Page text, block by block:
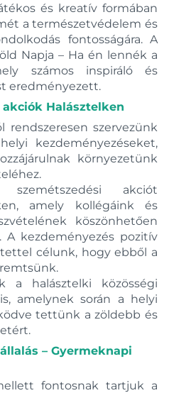
és kreatív formában
a természetvédelem és
fontosságára. A
Napja – Ha én lennék a
számos inspiráló és
eredményezett.
akciók Halásztelken
rendszeresen szervezünk
kezdeményezéseket,
környezetünk
szemétszedési akciót
amely kollégáink és
köszönhetően
A kezdeményezés pozitív
célunk, hogy ebből a
a halásztelki közösségi
amelynek során a helyi
tettünk a zöldebb és
– Gyermeknapi
fontosnak tartjuk a